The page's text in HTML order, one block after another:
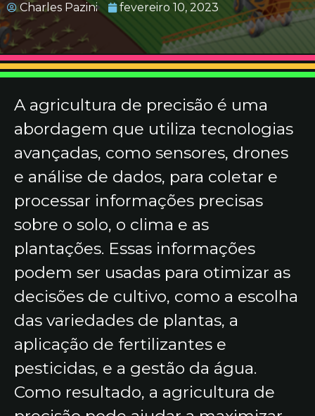
Charles Pazini fevereiro 10, 2023
A agricultura de precisão é uma
abordagem que utiliza tecnologias
avançadas, como sensores, drones
e análise de dados, para coletar e
processar informações precisas
sobre o solo, o clima e as
plantações. Essas informações
podem ser usadas para otimizar as
decisões de cultivo, como a escolha
das variedades de plantas, a
aplicação de fertilizantes e
pesticidas, e a gestão da água.
Como resultado, a agricultura de